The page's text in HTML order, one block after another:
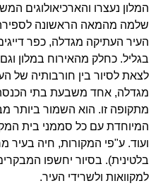
המלון נעצרו והארכיאולוגים
שלמה מהמאה הראשונה לספירה.
העיר העתיקה מגדלה, כפר
בגליל. כחלק מהאירוח במלון וגם
לצאת לסיור בין חורבותיה של
מגדלה, אחד משבעת בתי הכנסת
מתקופה זו. הוא השמור ביותר
המיוחדת עם כל סממני בית
ועוד. ע"פי המקורות, חיה בעיר
בלטינית). בסיור יחשפו המבקרים
למקוואות ולשרידי העיר.